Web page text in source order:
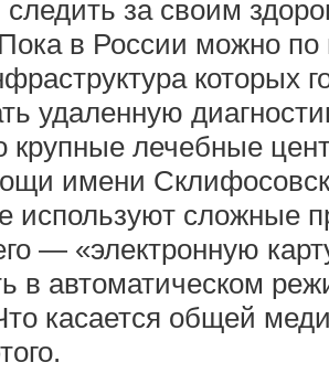
следить за своим
в России можно по
которых
удаленную
крупные лечебные
имени
используют сложные
— «электронную
в автоматическом
касается общей